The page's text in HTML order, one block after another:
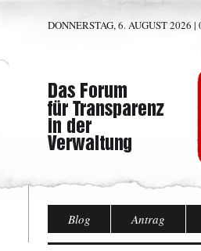
DONNERSTAG, 6. AUGUST 2026
Blog Antrag